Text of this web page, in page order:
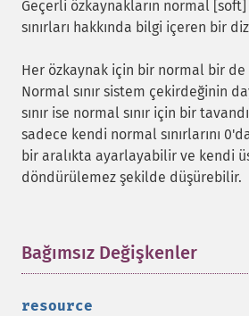
Geçerli özkaynakların normal
sınırları hakkında bilgi içeren bir
Her özkaynak için bir normal bir de
Normal sınır sistem çekirdeğinin
sınır ise normal sınır için bir
sadece kendi normal sınırlarını
bir aralıkta ayarlayabilir ve kendi üst
döndürülemez şekilde düşürebilir.
Bağımsız Değişkenler
resource